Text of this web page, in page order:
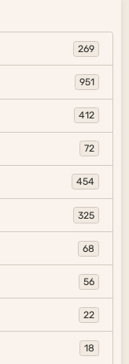
269
951
412
72
454
325
68
56
22
18